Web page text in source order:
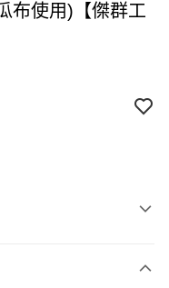
布使用)【傑群工